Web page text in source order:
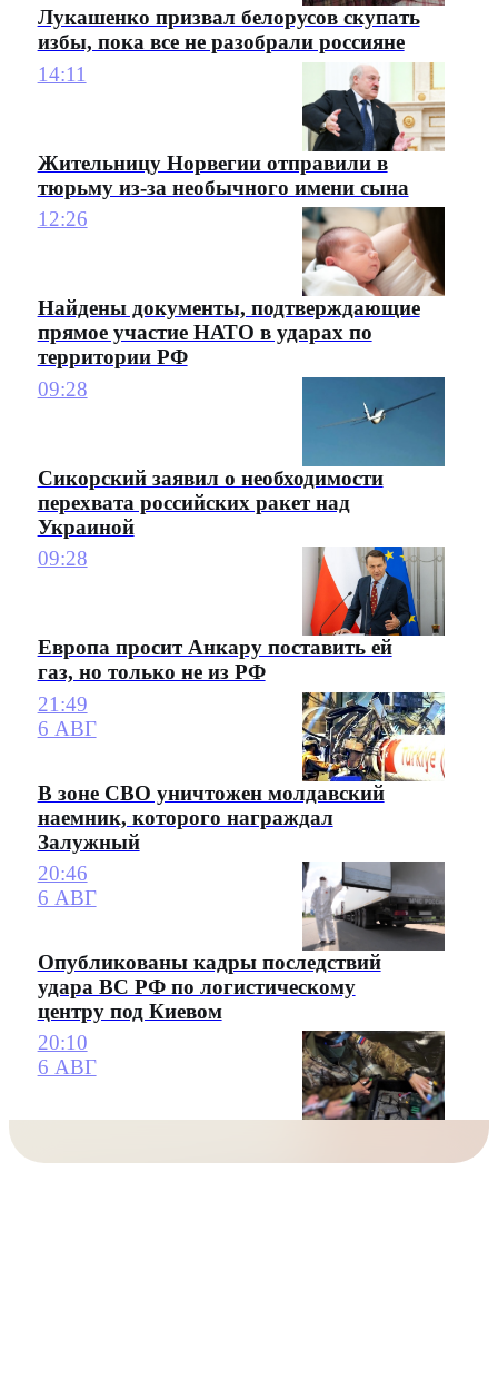
Лукашенко призвал белорусов скупать
избы, пока все не разобрали россияне
14:11
Жительницу Норвегии отправили в
тюрьму из-за необычного имени сына
12:26
Найдены документы, подтверждающие
прямое участие НАТО в ударах по
территории РФ
09:28
Сикорский заявил о необходимости
перехвата российских ракет над
Украиной
09:28
Европа просит Анкару поставить ей
газ, но только не из РФ
21:49
6 АВГ
В зоне СВО уничтожен молдавский
наемник, которого награждал
Залужный
20:46
6 АВГ
Опубликованы кадры последствий
удара ВС РФ по логистическому
центру под Киевом
20:10
6 АВГ